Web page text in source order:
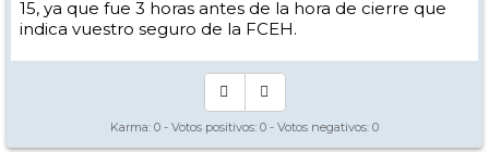
15, ya que fue 3 horas antes de la hora de cierre que
indica vuestro seguro de la FCEH.
Karma: 0 - Votos positivos: 0 - Votos negativos: 0